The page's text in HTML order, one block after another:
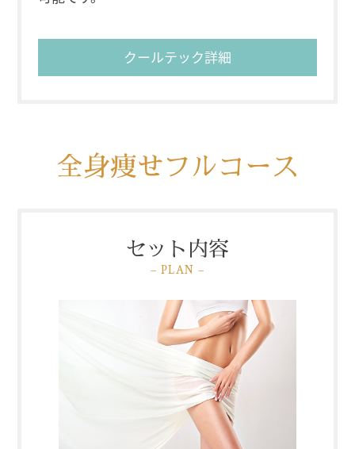
クールテック詳細
全身痩せフルコース
セット内容
– PLAN –